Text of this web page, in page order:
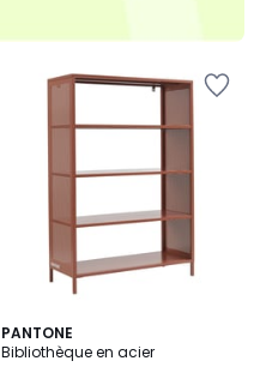
PANTONE
Bibliothèque en acier
2
Couleurs